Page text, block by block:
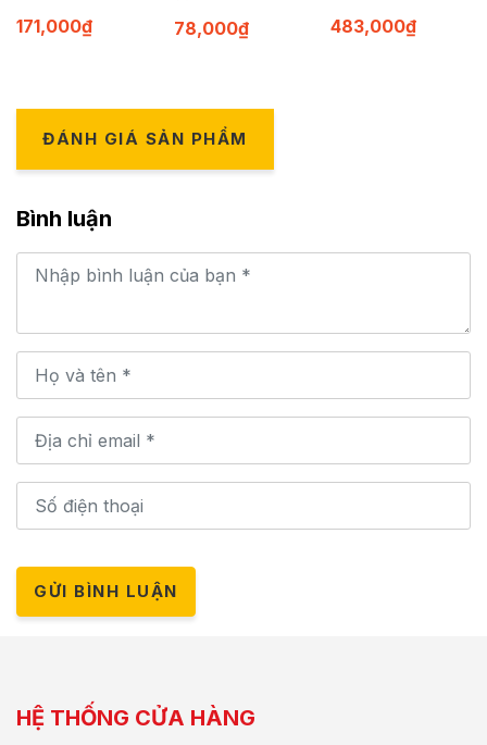
171,000₫ 78,000₫
483,000₫
ĐÁNH GIÁ SẢN PHẨM
Bình luận
GỬI BÌNH LUẬN
HỆ THỐNG CỬA HÀNG